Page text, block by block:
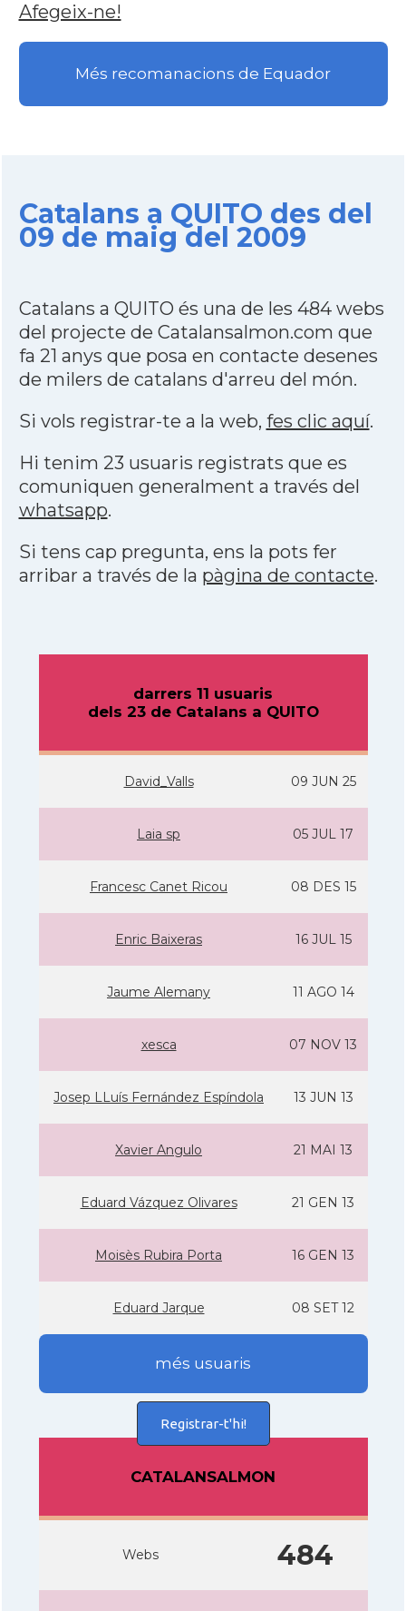
Afegeix-ne!
Més recomanacions de Equador
Catalans a QUITO des del
09 de maig del 2009
Catalans a QUITO és una de les 484 webs
del projecte de Catalansalmon.com que
fa 21 anys que posa en contacte desenes
de milers de catalans d'arreu del món.
Si vols registrar-te a la web, fes clic aquí.
Hi tenim 23 usuaris registrats que es
comuniquen generalment a través del
whatsapp.
Si tens cap pregunta, ens la pots fer
arribar a través de la pàgina de contacte.
darrers 11 usuaris
dels 23 de Catalans a QUITO
David_Valls 09 JUN 25
Laia sp 05 JUL 17
Francesc Canet Ricou 08 DES 15
Enric Baixeras 16 JUL 15
Jaume Alemany 11 AGO 14
xesca 07 NOV 13
Josep LLuí­s Fernández Espí­ndola 13 JUN 13
Xavier Angulo 21 MAI 13
Eduard Vázquez Olivares 21 GEN 13
Moisès Rubira Porta 16 GEN 13
Eduard Jarque 08 SET 12
més usuaris
Registrar-t'hi!
CATALANSALMON
Webs 484